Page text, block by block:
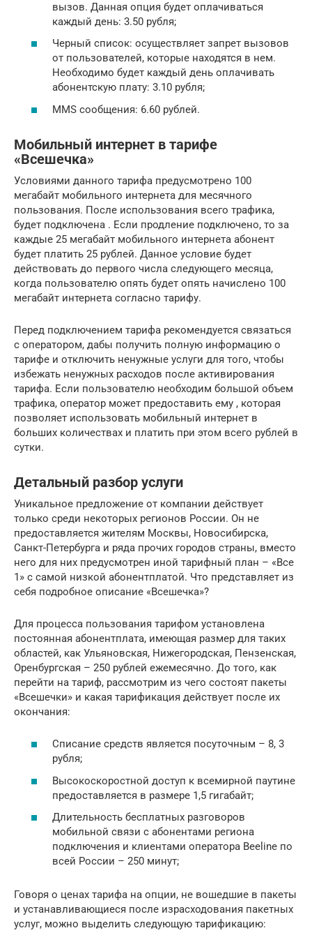
вызов. Данная опция будет оплачиваться
каждый день: 3.50 рубля;
Черный список: осуществляет запрет вызовов
от пользователей, которые находятся в нем.
Необходимо будет каждый день оплачивать
абонентскую плату: 3.10 рубля;
MMS сообщения: 6.60 рублей.
Мобильный интернет в тарифе
«Всешечка»
Условиями данного тарифа предусмотрено 100
мегабайт мобильного интернета для месячного
пользования. После использования всего трафика,
будет подключена . Если продление подключено, то за
каждые 25 мегабайт мобильного интернета абонент
будет платить 25 рублей. Данное условие будет
действовать до первого числа следующего месяца,
когда пользователю опять будет опять начислено 100
мегабайт интернета согласно тарифу.
Перед подключением тарифа рекомендуется связаться
с оператором, дабы получить полную информацию о
тарифе и отключить ненужные услуги для того, чтобы
избежать ненужных расходов после активирования
тарифа. Если пользователю необходим большой объем
трафика, оператор может предоставить ему , которая
позволяет использовать мобильный интернет в
больших количествах и платить при этом всего рублей в
сутки.
Детальный разбор услуги
Уникальное предложение от компании действует
только среди некоторых регионов России. Он не
предоставляется жителям Москвы, Новосибирска,
Санкт-Петербурга и ряда прочих городов страны, вместо
него для них предусмотрен иной тарифный план – «Все
1» с самой низкой абонентплатой. Что представляет из
себя подробное описание «Всешечка»?
Для процесса пользования тарифом установлена
постоянная абонентплата, имеющая размер для таких
областей, как Ульяновская, Нижегородская, Пензенская,
Оренбургская – 250 рублей ежемесячно. До того, как
перейти на тариф, рассмотрим из чего состоят пакеты
«Всешечки» и какая тарификация действует после их
окончания:
Списание средств является посуточным – 8, 3
рубля;
Высокоскоростной доступ к всемирной паутине
предоставляется в размере 1,5 гигабайт;
Длительность бесплатных разговоров
мобильной связи с абонентами региона
подключения и клиентами оператора Beeline по
всей России – 250 минут;
Говоря о ценах тарифа на опции, не вошедшие в пакеты
и устанавливающиеся после израсходования пакетных
услуг, можно выделить следующую тарификацию: